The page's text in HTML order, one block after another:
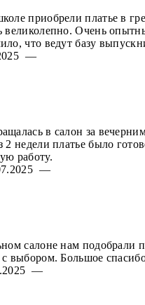
приобрели платье в
великолепно. Очень
что ведут базу
—
в салон за
2 недели платье было
работу.
—
салоне нам подобрали
с выбором. Большое
—